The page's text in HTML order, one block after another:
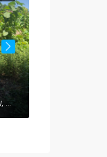
Bangunjiwo, Kasihan, Bantul Regency, Special Region of Yogyakarta, Java, 55184, Indonesia